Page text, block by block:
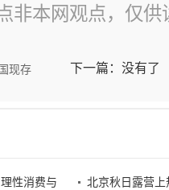
非本网观点，仅供
现存 下一篇：没有了
性消费与 北京秋日露营